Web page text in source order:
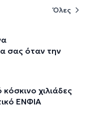
Όλες
σας όταν την
χιλιάδες
ΕΝΦΙΑ